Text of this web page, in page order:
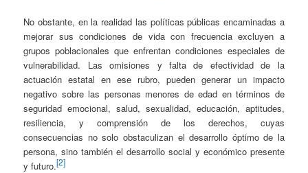
No obstante, en la realidad las políticas públicas encaminadas a
mejorar sus condiciones de vida con frecuencia excluyen a
grupos poblacionales que enfrentan condiciones especiales de
vulnerabilidad. Las omisiones y falta de efectividad de la
actuación estatal en ese rubro, pueden generar un impacto
negativo sobre las personas menores de edad en términos de
seguridad emocional, salud, sexualidad, educación, aptitudes,
resiliencia, y comprensión de los derechos, cuyas
consecuencias no solo obstaculizan el desarrollo óptimo de la
persona, sino también el desarrollo social y económico presente
y futuro.[2]